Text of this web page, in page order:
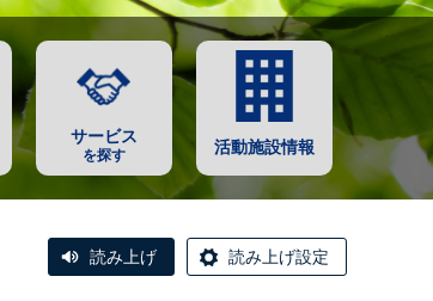
サービス
を探す 活動施設情報
読み上げ 読み上げ設定